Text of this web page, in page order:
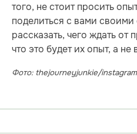
того, не стоит просить
поделиться с вами
рассказать, чего ждать от
что это будет их опыт, а не
Фото: thejourneyjunkie/